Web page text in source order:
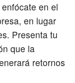
en el
en lugar
Presenta tu
que la
retornos